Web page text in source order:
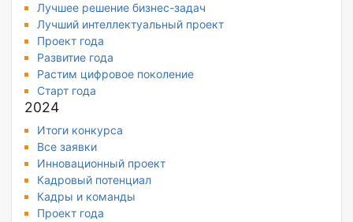
Лучшее решение бизнес-задач
Лучший интеллектуальный проект
Проект года
Развитие года
Растим цифровое поколение
Старт года
2024
Итоги конкурса
Все заявки
Инновационный проект
Кадровый потенциал
Кадры и команды
Проект года